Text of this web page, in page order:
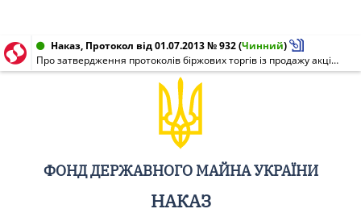
Наказ, Протокол від 01.07.2013 № 932(Чинний)
Про затвердження протоколів біржових торгів із продажу акцій на аукціоні в процесі приватизації
ФОНД ДЕРЖАВНОГО МАЙНА УКРАЇНИ
НАКАЗ